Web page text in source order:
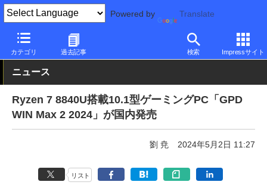
Powered by Translate
カテゴリ 過去記事 検索 Impressサイト
PC Watch パソコン/タブレット/スマートフォン NUC/小型パソコ
ニュース
Ryzen 7 8840U搭載10.1型ゲーミングPC「GPD
WIN Max 2 2024」が国内発売
劉 尭 2024年5月2日 11:27
リスト